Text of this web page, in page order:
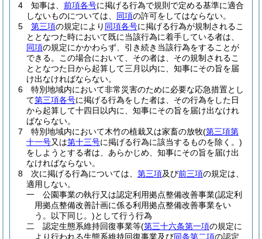
4
知事は、 前項各号に掲げる行為で規則で定める基準に適合
しないものについては、 同項の許可をしてはならない。
5
第三項の規定により 同項各号に掲げる行為が規制されるこ
ととなつた時において既に当該行為に着手している者は、
同項の規定にかかわらず、引き続き当該行為をすることが
できる。
この場合において、その者は、その規制されるこ
ととなつた日から起算して三月以内に、知事にその旨を届
け出なければならない。
6
特別地域内において非常災害のために必要な応急措置とし
て第三項各号に掲げる行為をした者は、その行為をした日
から起算して十四日以内に、知事にその旨を届け出なけれ
ばならない。
7
特別地域内において木竹の植栽又は家畜の放牧(第三項第
十一号又は第十三号に掲げる行為に該当するものを除く。)
をしようとする者は、あらかじめ、知事にその旨を届け出
なければならない。
8
次に掲げる行為については、 第三項及び前三項の規定は、
適用しない。
一
公園事業の執行又は認定利用拠点整備改善事業(認定利
用拠点整備改善計画に係る利用拠点整備改善事業をい
う。以下同じ。)として行う行為
二
認定生態系維持回復事業等(第三十六条第一項の規定に
より行われる生態系維持回復事業及び同条第二項の認定